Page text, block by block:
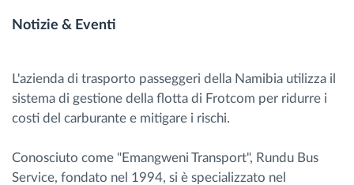
Download remoto del cronotachigrafo
Controllo accessi
Gestione carburante
Pianificazione dei percorsi e monitoraggio
Notizie & Eventi
L'azienda di trasporto passeggeri della Namibia utilizza il
sistema di gestione della flotta di Frotcom per ridurre i
costi del carburante e mitigare i rischi.
Conosciuto come "Emangweni Transport", Rundu Bus
Service, fondato nel 1994, si è specializzato nel